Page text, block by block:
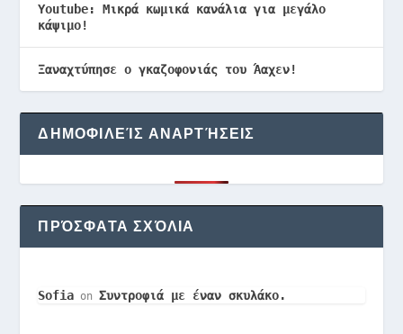
Youtube: Μικρά κωμικά κανάλια για μεγάλο
κάψιμο!
Ξαναχτύπησε ο γκαζοφονιάς του Άαχεν!
ΔΗΜΟΦΙΛΕΊΣ ΑΝΑΡΤΉΣΕΙΣ
ΠΡΌΣΦΑΤΑ ΣΧΌΛΙΑ
Sofia onΣυντροφιά με έναν σκυλάκο.